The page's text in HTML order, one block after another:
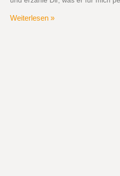
Weiterlesen »